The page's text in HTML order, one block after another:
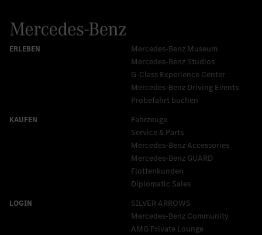
Mercedes-Benz Museum
Mercedes-Benz Studios
G-Class Experience Center
Mercedes-Benz Driving Events
Probefahrt buchen
Fahrzeuge
Service & Parts
Mercedes-Benz Accessories
Mercedes‑Benz GUARD
Flottenkunden
Diplomatic Sales
SILVER ARROWS
Mercedes-Benz Community
AMG Private Lounge